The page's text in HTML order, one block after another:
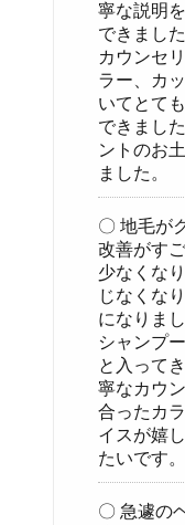
寧な説明
できました
カウンセ
ラー、カ
いてとて
できまし
ントのお
ました。
〇 地毛が
改善がす
少なくな
じなくな
になりまし
シャンプ
と入って
寧なカウ
合ったカ
イスが嬉
たいです。
〇 急遽の